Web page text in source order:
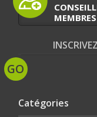
MEMBRES
Catégories